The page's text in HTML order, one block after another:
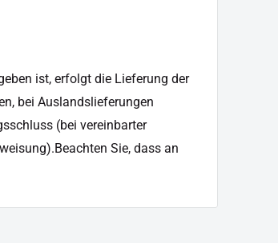
ist, erfolgt die Lieferung der
bei Auslandslieferungen
(bei vereinbarter
Sie, dass an